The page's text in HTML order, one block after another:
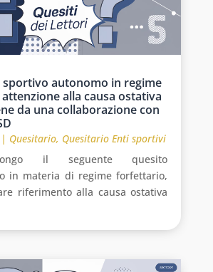
autonomo in regime
alla causa ostativa
da una collaborazione con
Quesitario, Quesitario Enti sportivi
il seguente quesito
in materia di regime forfettario,
riferimento alla causa ostativa